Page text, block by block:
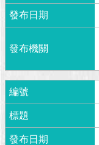
見
問
新
聞
澄
清